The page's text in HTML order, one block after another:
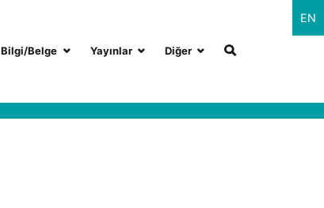
EN
Bilgi/Belge Yayınlar Diğer